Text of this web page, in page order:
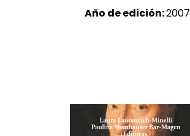
Año de edición:2007